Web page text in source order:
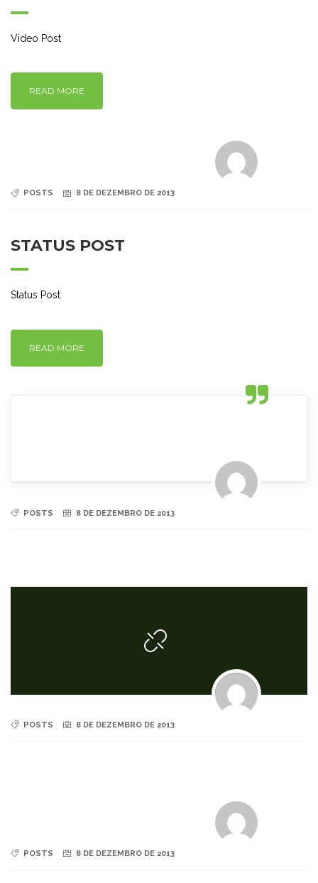
Video Post
READ MORE
POSTS 8 DE DEZEMBRO DE 2013
STATUS POST
Status Post
READ MORE
POSTS 8 DE DEZEMBRO DE 2013
POSTS 8 DE DEZEMBRO DE 2013
POSTS 8 DE DEZEMBRO DE 2013